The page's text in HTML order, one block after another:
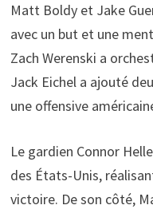
Matt Boldy et Jake
avec un but et une
Zach Werenski a
Jack Eichel a ajouté
une offensive
Le gardien Connor
des États-Unis,
victoire. De son côté,